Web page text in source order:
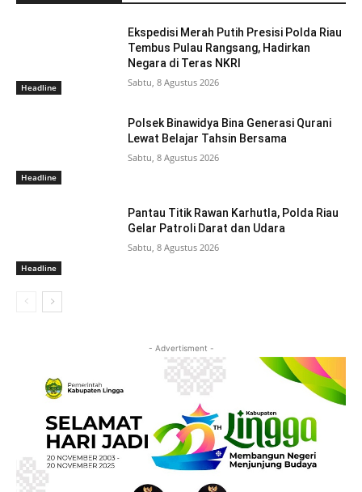
Headline
Ekspedisi Merah Putih Presisi Polda Riau
Tembus Pulau Rangsang, Hadirkan
Negara di Teras NKRI
Sabtu, 8 Agustus 2026
Headline
Polsek Binawidya Bina Generasi Qurani
Lewat Belajar Tahsin Bersama
Sabtu, 8 Agustus 2026
Headline
Pantau Titik Rawan Karhutla, Polda Riau
Gelar Patroli Darat dan Udara
Sabtu, 8 Agustus 2026
- Advertisment -